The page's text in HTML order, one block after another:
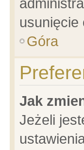
usunięcie
Góra
Jak
Jeżeli